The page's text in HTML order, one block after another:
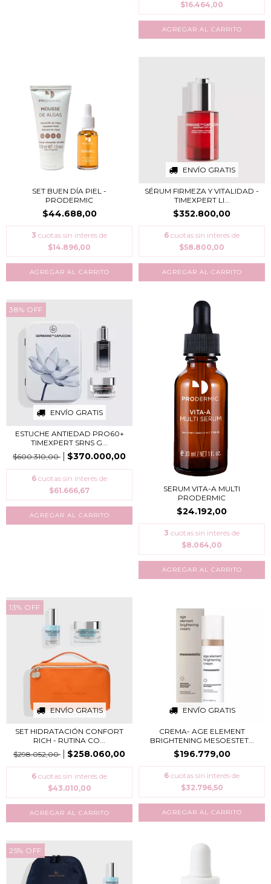
$16.464,00
SET BUEN DÍA PIEL -
PRODERMIC
$44.688,00
3 cuotas sin interés de
$14.896,00
ENVÍO GRATIS
SÉRUM FIRMEZA Y VITALIDAD -
TIMEXPERT LI...
$352.800,00
6 cuotas sin interés de
$58.800,00
38% OFF
ENVÍO GRATIS
ESTUCHE ANTIEDAD PRO60+
TIMEXPERT SRNS G...
$600.310,00
$370.000,00
6 cuotas sin interés de
$61.666,67
SERUM VITA-A MULTI
PRODERMIC
$24.192,00
3 cuotas sin interés de
$8.064,00
13% OFF
ENVÍO GRATIS
SET HIDRATACIÓN CONFORT
RICH - RUTINA CO...
$298.052,00
$258.060,00
6 cuotas sin interés de
$43.010,00
ENVÍO GRATIS
CREMA- AGE ELEMENT
BRIGHTENING MESOESTET...
$196.779,00
6 cuotas sin interés de
$32.796,50
25% OFF